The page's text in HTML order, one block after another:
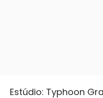
Estúdio: Typhoon